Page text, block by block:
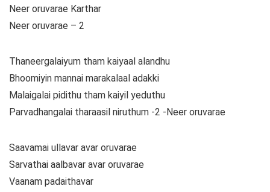
Neer oruvarae Karthar
Neer oruvarae – 2
Thaneergalaiyum tham kaiyaal alandhu
Bhoomiyin mannai marakalaal adakki
Malaigalai pidithu tham kaiyil yeduthu
Parvadhangalai tharaasil niruthum -2 -Neer oruvarae
Saavamai ullavar avar oruvarae
Sarvathai aalbavar avar oruvarae
Vaanam padaithavar